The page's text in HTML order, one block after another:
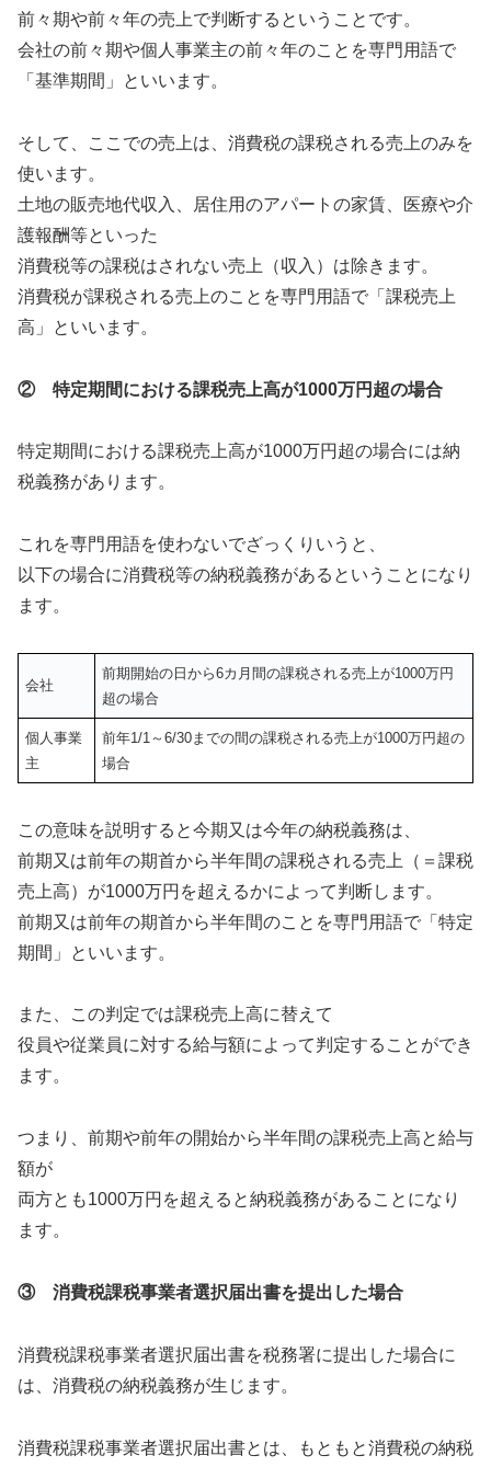
前々期や前々年の売上で判断するということです。
会社の前々期や個人事業主の前々年のことを専門用語で
「基準期間」といいます。
そして、ここでの売上は、消費税の課税される売上のみを
使います。
土地の販売地代収入、居住用のアパートの家賃、医療や介
護報酬等といった
消費税等の課税はされない売上（収入）は除きます。
消費税が課税される売上のことを専門用語で「課税売上
高」といいます。
② 特定期間における課税売上高が1000万円超の場合
特定期間における課税売上高が1000万円超の場合には納
税義務があります。
これを専門用語を使わないでざっくりいうと、
以下の場合に消費税等の納税義務があるということになり
ます。
会社
前期開始の日から6カ月間の課税される売上が1000万円
超の場合
個人事業
主
前年1/1～6/30までの間の課税される売上が1000万円超の
場合
この意味を説明すると今期又は今年の納税義務は、
前期又は前年の期首から半年間の課税される売上（＝課税
売上高）が1000万円を超えるかによって判断します。
前期又は前年の期首から半年間のことを専門用語で「特定
期間」といいます。
また、この判定では課税売上高に替えて
役員や従業員に対する給与額によって判定することができ
ます。
つまり、前期や前年の開始から半年間の課税売上高と給与
額が
両方とも1000万円を超えると納税義務があることになり
ます。
③ 消費税課税事業者選択届出書を提出した場合
消費税課税事業者選択届出書を税務署に提出した場合に
は、消費税の納税義務が生じます。
消費税課税事業者選択届出書とは、もともと消費税の納税